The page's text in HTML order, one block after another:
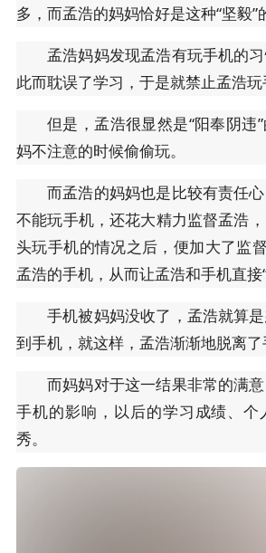
多，而孟浩的妈妈恰好是这种“坚毅”
孟浩妈妈发现孟浩有玩手机的
此而耽误了学习，于是就禁止孟浩玩
但是，孟浩很显然是“阳奉阴违
妈不注意的时候偷偷玩。
而孟浩的妈妈也是比较有责任
不能玩手机，还花大精力监督孟浩
头玩手机的情况之后，便加大了监
孟浩的手机，从而让孟浩和手机直接“
手机被妈妈没收了，孟浩就算
到手机，就这样，孟浩渐渐地脱离了
而妈妈对于这一结果非常的满
手机的影响，以后的学习成绩、个
秀。